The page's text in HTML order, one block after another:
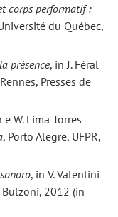
corps performatif :
du Québec,
présence, in J. Féral
Presses de
W. Lima Torres
, Porto Alegre, UFPR,
, in V. Valentini
Bulzoni, 2012 (in